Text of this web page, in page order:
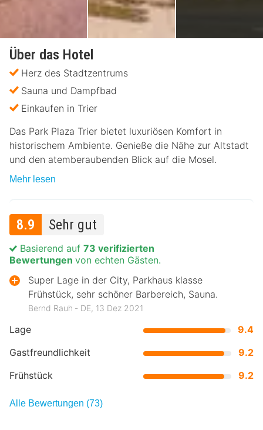
Über das Hotel
Herz des Stadtzentrums
Sauna und Dampfbad
Einkaufen in Trier
Das Park Plaza Trier bietet luxuriösen Komfort in
historischem Ambiente. Genieße die Nähe zur Altstadt
und den atemberaubenden Blick auf die Mosel.
Mehr lesen
8.9 Sehr gut
Lage
9.4
Gastfreundlichkeit
9.2
Frühstück
9.2
Basierend auf 73 verifizierten
Bewertungen von echten Gästen.
Super Lage in der City, Parkhaus klasse
Frühstück, sehr schöner Barbereich, Sauna.
Bernd Rauh ‐ DE, 13 Dez 2021
Alle Bewertungen (73)